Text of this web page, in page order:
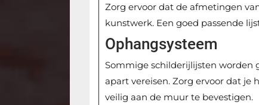
Zorg ervoor dat de afmetingen
kunstwerk. Een goed passende
Ophangsysteem
Sommige schilderijlijsten worden
apart vereisen. Zorg ervoor dat
veilig aan de muur te bevestigen.